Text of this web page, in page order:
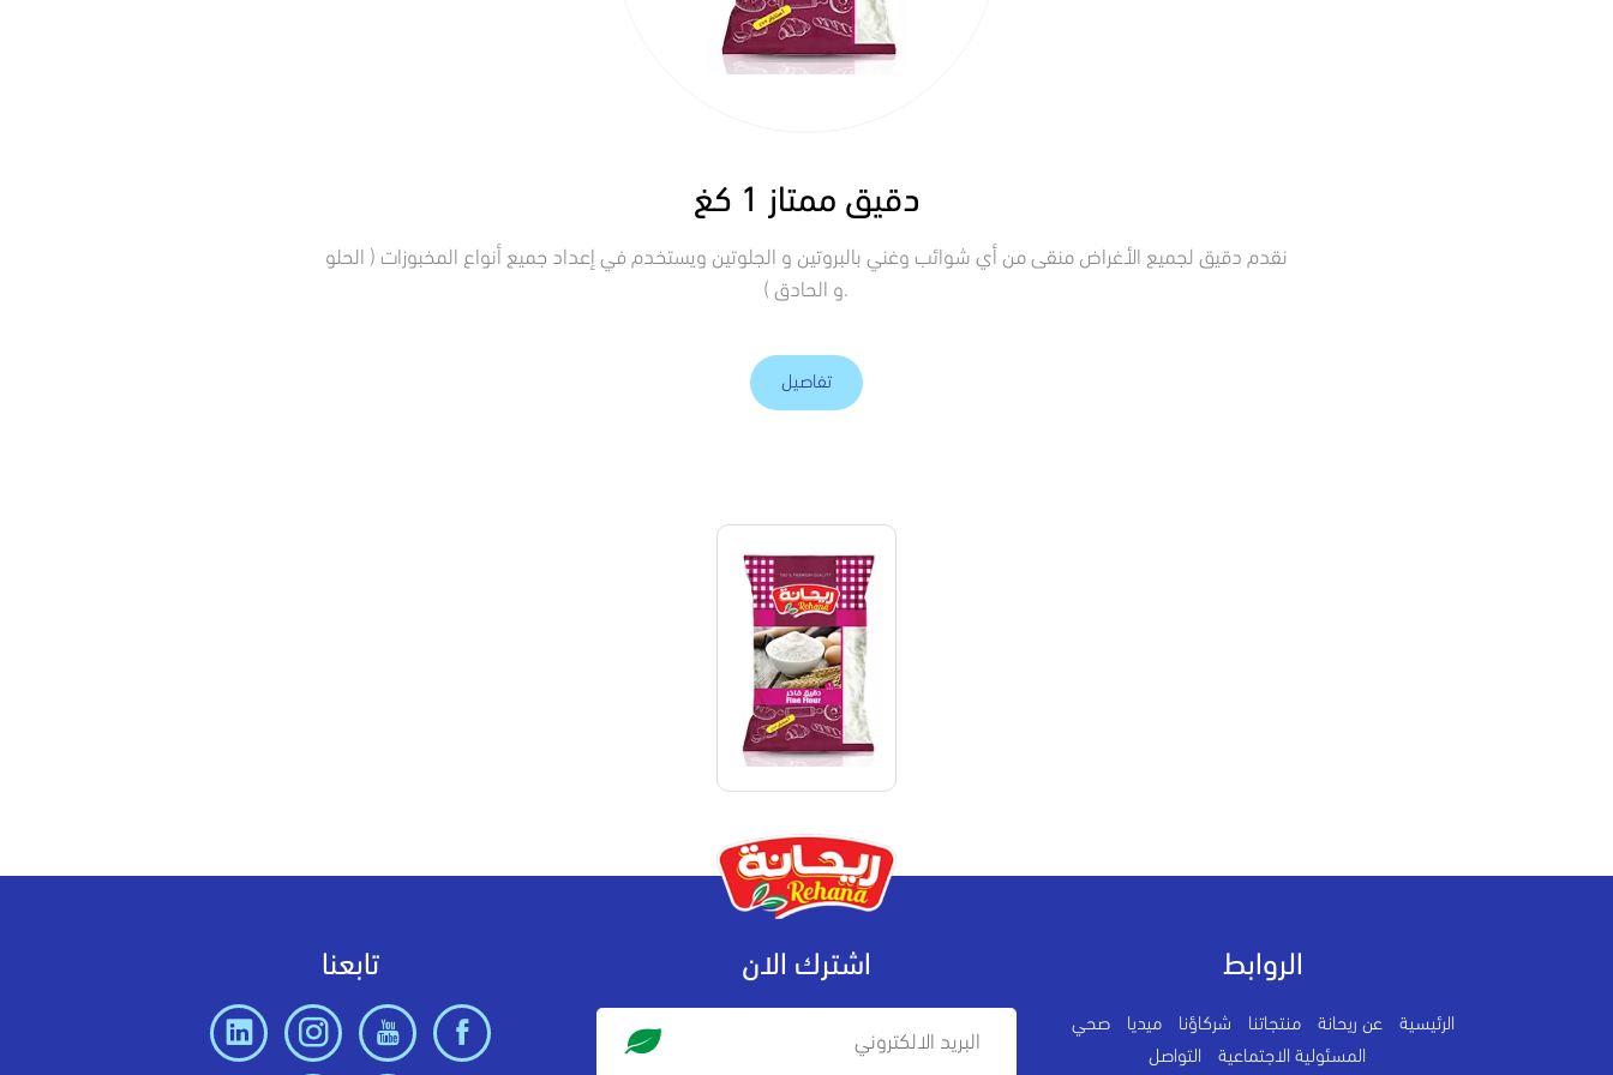
دقيق ممتاز 1 كغ
نقدم دقيق لجميع الأغراض منقى من أي شوائب وغني بالبروتين و الجلوتين ويستخدم في إعداد جميع أنواع المخبوزات ( الحلو
و الحادق ).
تفاصيل
الروابط
الرئيسية عن ريحانة منتجاتنا شركاؤنا ميديا
صحي
المسئولية الاجتماعية
التواصل
اشترك الان تابعنا